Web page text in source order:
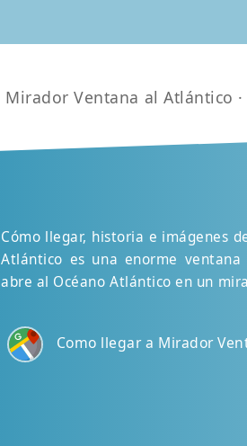
Mirador Ventana al Atlántico ·
Cómo llegar, historia e imágenes
Atlántico es una enorme
abre al Océano Atlántico en un
Como llegar a Mirador